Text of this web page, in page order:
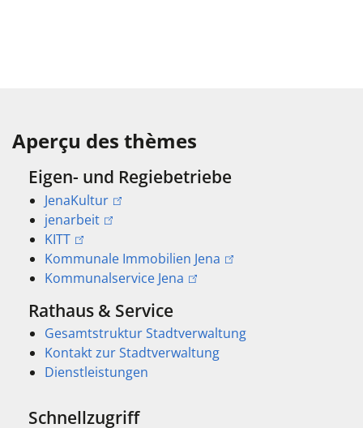
Aperçu des thèmes
Eigen- und Regiebetriebe
JenaKultur
jenarbeit
KITT
Kommunale Immobilien Jena
Kommunalservice Jena
Rathaus & Service
Gesamtstruktur Stadtverwaltung
Kontakt zur Stadtverwaltung
Dienstleistungen
Schnellzugriff